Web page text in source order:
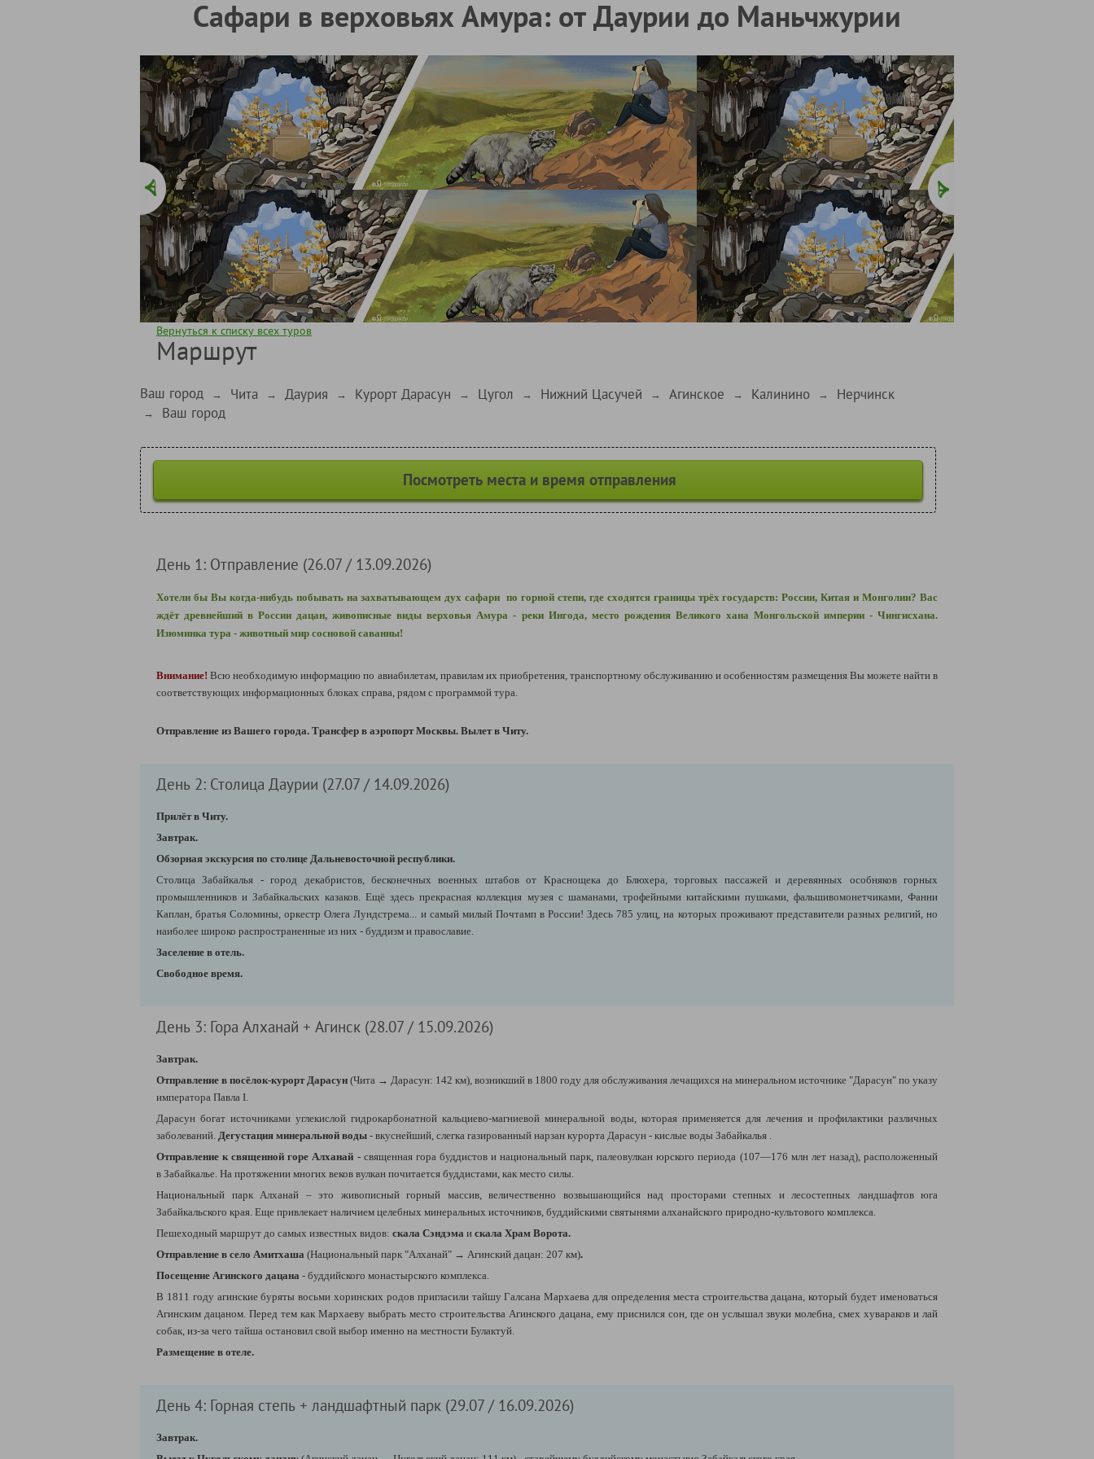
Сафари в верховьях Амура: от Даурии до Маньчжурии
Вернуться к списку всех туров
Маршрут
Ваш город → Чита → Даурия → Курорт Дарасун → Цугол → Нижний Цасучей → Агинское → Калинино → Нерчинск
→ Ваш город
Посмотреть места и время отправления
День 1: Отправление (26.07 / 13.09.2026)
Хотели бы Вы когда-нибудь побывать на захватывающем дух сафари по горной степи, где сходятся границы трёх государств: России, Китая и Монголии? Вас
ждёт древнейший в России дацан, живописные виды верховья Амура - реки Ингода, место рождения Великого хана Монгольской империи - Чингисхана.
Изюминка тура - животный мир сосновой саванны!
Внимание! Всю необходимую информацию по авиабилетам, правилам их приобретения, транспортному обслуживанию и особенностям размещения Вы можете найти в
соответствующих информационных блоках справа, рядом с программой тура.
Отправление из Вашего города. Трансфер в аэропорт Москвы. Вылет в Читу.
День 2: Столица Даурии (27.07 / 14.09.2026)
Прилёт в Читу.
Завтрак.
Обзорная экскурсия по столице Дальневосточной республики.
Столица Забайкалья -город декабристов, бесконечных военных штабов от Краснощека до Блюхера, торговых пассажей и деревянных особняков горных
промышленников и Забайкальских казаков. Ещё здесь прекрасная коллекция музея с шаманами, трофейными китайскими пушками, фальшивомонетчиками, Фанни
Каплан, братья Соломины, оркестр Олега Лундстрема... и самый милый Почтамп в России!Здесь 785 улиц, на которых проживают представители разных религий, но
наиболее широко распространенные из них - буддизм и православие.
Заселение в отель.
Свободное время.
День 3: Гора Алханай + Агинск (28.07 / 15.09.2026)
Завтрак.
Отправление в посёлок-курорт Дарасун (Чита → Дарасун: 142 км), возникший в 1800 году для обслуживания лечащихся на минеральном источнике "Дарасун" по указу
императора Павла I.
Дарасун богат источниками углекислой гидрокарбонатной кальциево-магниевой минеральной воды, которая применяется для лечения и профилактики различных
заболеваний. Дегустация минеральной воды - вкуснейший, слегка газированный нарзан курорта Дарасун - кислые воды Забайкалья .
Отправление к священной горе Алханай - священная гора буддистов и национальный парк, палеовулканюрского периода (107—176 млн лет назад), расположенный
в Забайкалье. На протяжении многих веков вулкан почитается буддистами, как место силы.
Национальный паркАлханай – это живописный горный массив, величественно возвышающийся над просторами степных и лесостепных ландшафтов юга
Забайкальского края. Еще привлекает наличием целебных минеральных источников, буддийскими святынями алханайского природно-культового комплекса.
Пешеходный маршрут до самых известных видов: скала Сэндэма и скала Храм Ворота.
Отправление в село Амитхаша (Национальный парк "Алханай" → Агинский дацан: 207 км).
Посещение Агинского дацана - буддийского монастырского комплекса.
В 1811 году агинские буряты восьми хоринских родов пригласили тайшу Галсана Мархаева для определения места строительства дацана, который будет именоваться
Агинским дацаном. Перед тем как Мархаеву выбрать место строительства Агинского дацана, ему приснился сон, где он услышал звуки молебна, смех хувараков и лай
собак, из-за чего тайша остановил свой выбор именно на местности Булактуй.
Размещение в отеле.
День 4: Горная степь + ландшафтный парк (29.07 / 16.09.2026)
Завтрак.